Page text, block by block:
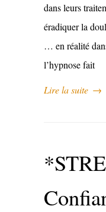
dans leurs
éradiquer la
… en réalité
l’hypnose fait
Lire la suite →